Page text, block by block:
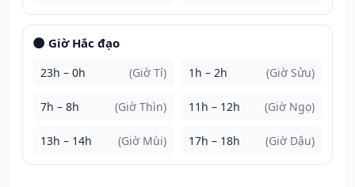
🌑 Giờ Hắc đạo
23h – 0h (Giờ Tí) 1h – 2h (Giờ Sửu)
7h – 8h (Giờ Thìn) 11h – 12h (Giờ Ngọ)
13h – 14h (Giờ Mùi) 17h – 18h (Giờ Dậu)